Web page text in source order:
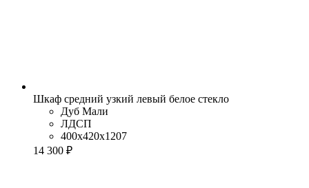
Шкаф средний узкий левый белое стекло
Дуб Мали
ЛДСП
400x420x1207
14 300 ₽